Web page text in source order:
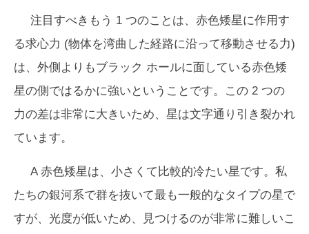
注目すべきもう 1 つのことは、赤色矮星に作用す
る求心力 (物体を湾曲した経路に沿って移動させる力)
は、外側よりもブラック ホールに面している赤色矮
星の側ではるかに強いということです。この 2 つの
力の差は非常に大きいため、星は文字通り引き裂かれ
ています。
A 赤色矮星は、小さくて比較的冷たい星です。私
たちの銀河系で群を抜いて最も一般的なタイプの星で
すが、光度が低いため、見つけるのが非常に難しいこ